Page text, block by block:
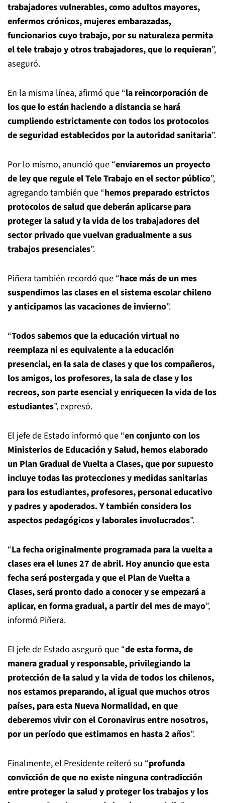
trabajadores vulnerables, como adultos mayores,
enfermos crónicos, mujeres embarazadas,
funcionarios cuyo trabajo, por su naturaleza permita
el tele trabajo y otros trabajadores, que lo requieran”,
aseguró.
En la misma línea, afirmó que “la reincorporación de
los que lo están haciendo a distancia se hará
cumpliendo estrictamente con todos los protocolos
de seguridad establecidos por la autoridad sanitaria”.
Por lo mismo, anunció que “enviaremos un proyecto
de ley que regule el Tele Trabajo en el sector público”,
agregando también que “hemos preparado estrictos
protocolos de salud que deberán aplicarse para
proteger la salud y la vida de los trabajadores del
sector privado que vuelvan gradualmente a sus
trabajos presenciales”.
Piñera también recordó que “hace más de un mes
suspendimos las clases en el sistema escolar chileno
y anticipamos las vacaciones de invierno”.
“Todos sabemos que la educación virtual no
reemplaza ni es equivalente a la educación
presencial, en la sala de clases y que los compañeros,
los amigos, los profesores, la sala de clase y los
recreos, son parte esencial y enriquecen la vida de los
estudiantes”, expresó.
El jefe de Estado informó que “en conjunto con los
Ministerios de Educación y Salud, hemos elaborado
un Plan Gradual de Vuelta a Clases, que por supuesto
incluye todas las protecciones y medidas sanitarias
para los estudiantes, profesores, personal educativo
y padres y apoderados. Y también considera los
aspectos pedagógicos y laborales involucrados”.
“La fecha originalmente programada para la vuelta a
clases era el lunes 27 de abril. Hoy anuncio que esta
fecha será postergada y que el Plan de Vuelta a
Clases, será pronto dado a conocer y se empezará a
aplicar, en forma gradual, a partir del mes de mayo”,
informó Piñera.
El jefe de Estado aseguró que “de esta forma, de
manera gradual y responsable, privilegiando la
protección de la salud y la vida de todos los chilenos,
nos estamos preparando, al igual que muchos otros
países, para esta Nueva Normalidad, en que
deberemos vivir con el Coronavirus entre nosotros,
por un período que estimamos en hasta 2 años”.
Finalmente, el Presidente reiteró su “profunda
convicción de que no existe ninguna contradicción
entre proteger la salud y proteger los trabajos y los